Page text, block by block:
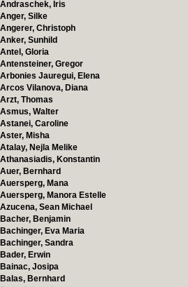
Andraschek, Iris
Anger, Silke
Angerer, Christoph
Anker, Sunhild
Antel, Gloria
Antensteiner, Gregor
Arbonies Jauregui, Elena
Arcos Vilanova, Diana
Arzt, Thomas
Asmus, Walter
Astanei, Caroline
Aster, Misha
Atalay, Nejla Melike
Athanasiadis, Konstantin
Auer, Bernhard
Auersperg, Mana
Auersperg, Manora Estelle
Azucena, Sean Michael
Bacher, Benjamin
Bachinger, Eva Maria
Bachinger, Sandra
Bader, Erwin
Bainac, Josipa
Balas, Bernhard